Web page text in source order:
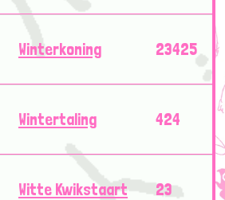
Winterkoning 23425
Wintertaling 424
Witte Kwikstaart 23